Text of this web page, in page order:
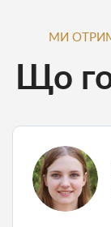
МИ
Що